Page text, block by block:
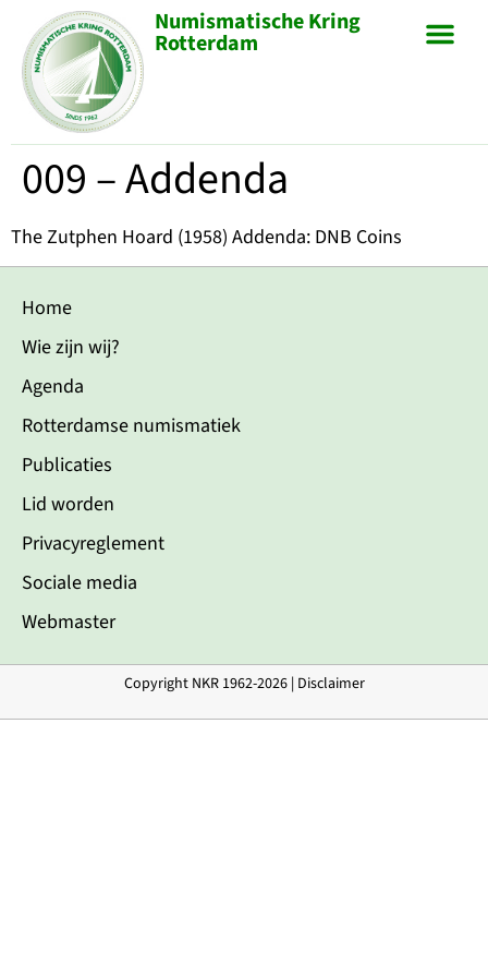
Numismatische Kring
Rotterdam
009 – Addenda
The Zutphen Hoard (1958) Addenda: DNB Coins
Home
Wie zijn wij?
Agenda
Rotterdamse numismatiek
Publicaties
Lid worden
Privacyreglement
Sociale media
Webmaster
Copyright NKR 1962-2026 | Disclaimer